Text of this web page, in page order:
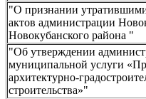
"О признании
актов администрации
Новокубанского района "
"Об утверждении
муниципальной услуги
архитектурно-
строительства»"